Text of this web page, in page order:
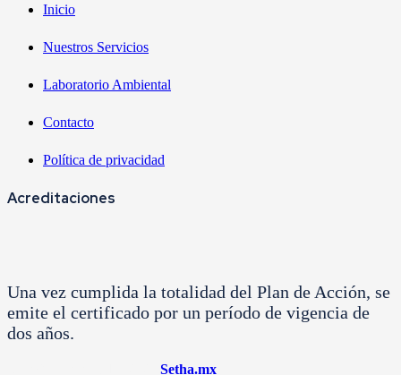
Inicio
Nuestros Servicios
Laboratorio Ambiental
Contacto
Política de privacidad
Acreditaciones
Una vez cumplida la totalidad del Plan de Acción, se
emite el certificado por un período de vigencia de
dos años.
Setha.mx